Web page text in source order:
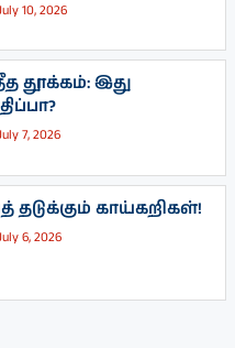
10, 2026
தூக்கம்: இது
7, 2026
காய்கறிகள்!
6, 2026